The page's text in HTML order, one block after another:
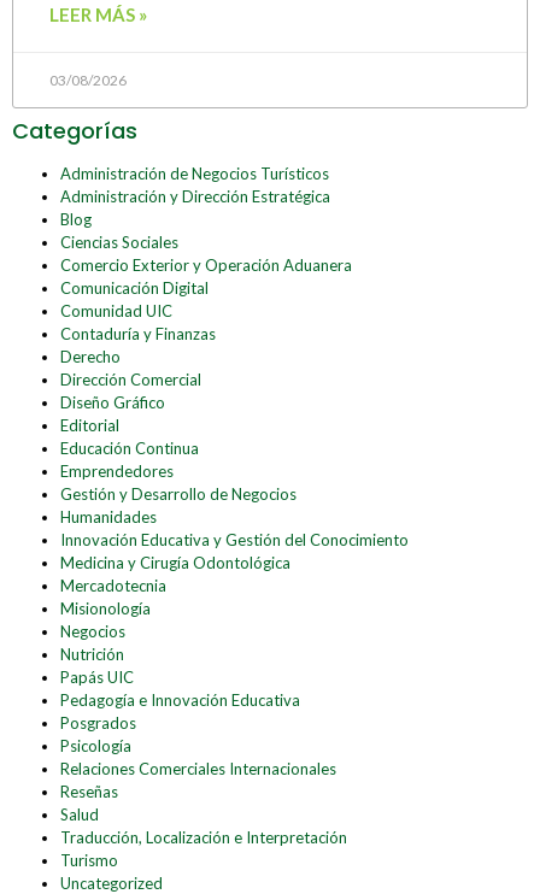
LEER MÁS »
03/08/2026
Categorías
Administración de Negocios Turísticos
Administración y Dirección Estratégica
Blog
Ciencias Sociales
Comercio Exterior y Operación Aduanera
Comunicación Digital
Comunidad UIC
Contaduría y Finanzas
Derecho
Dirección Comercial
Diseño Gráfico
Editorial
Educación Continua
Emprendedores
Gestión y Desarrollo de Negocios
Humanidades
Innovación Educativa y Gestión del Conocimiento
Medicina y Cirugía Odontológica
Mercadotecnia
Misionología
Negocios
Nutrición
Papás UIC
Pedagogía e Innovación Educativa
Posgrados
Psicología
Relaciones Comerciales Internacionales
Reseñas
Salud
Traducción, Localización e Interpretación
Turismo
Uncategorized